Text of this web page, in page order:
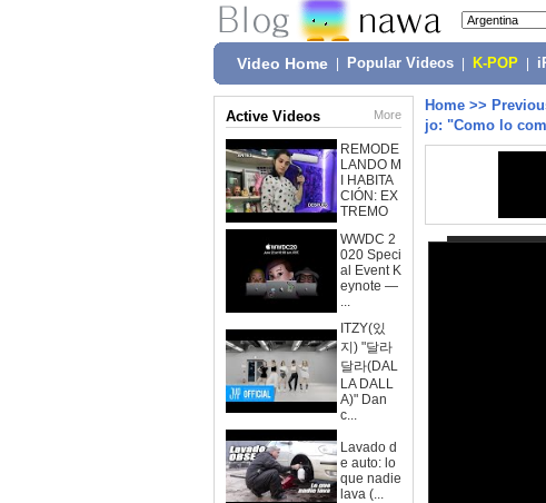
Video Home Popular Videos K-POP
Active Videos More
REMODE
LANDO M
I HABITA
CIÓN: EX
TREMO
WWDC 2
020 Speci
al Event K
eynote —
...
ITZY(있
지) "달라
달라(DAL
LA DALL
A)" Dan
c...
Lavado d
e auto: lo
que nadie
lava (...
Home >>
jo: "Como lo